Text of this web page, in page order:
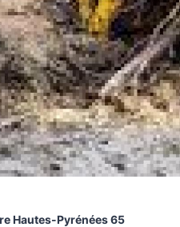
Hautes-Pyrénées 65